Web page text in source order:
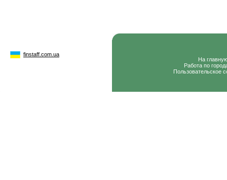
finstaff.com.ua
На
Работа по
Пользовательское